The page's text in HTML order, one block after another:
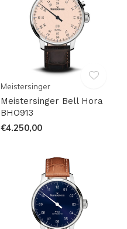
Meistersinger
Meistersinger Bell Hora
BHO913
€4.250,00